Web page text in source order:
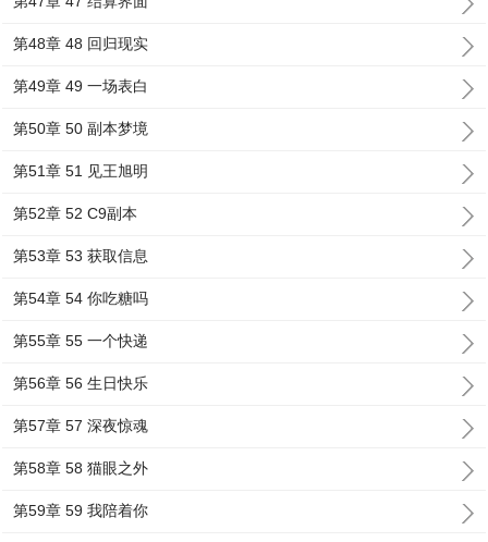
第48章 48 回归现实
第49章 49 一场表白
第50章 50 副本梦境
第51章 51 见王旭明
第52章 52 C9副本
第53章 53 获取信息
第54章 54 你吃糖吗
第55章 55 一个快递
第56章 56 生日快乐
第57章 57 深夜惊魂
第58章 58 猫眼之外
第59章 59 我陪着你